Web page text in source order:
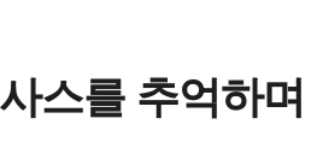
스를 추억하며